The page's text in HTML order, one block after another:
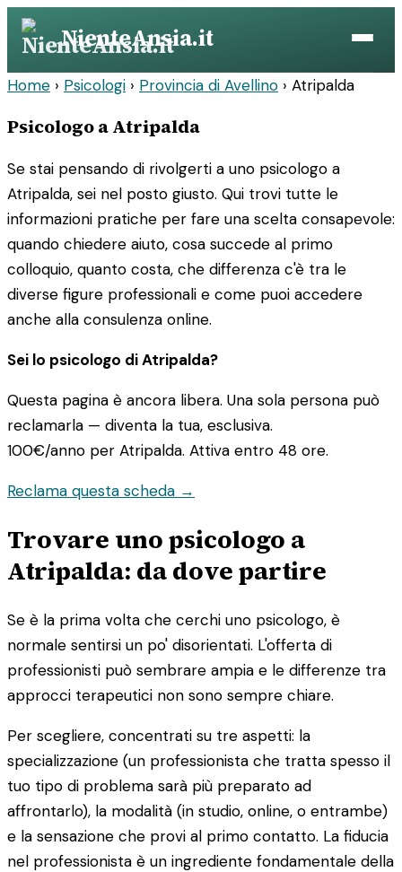
Vai
contenuto
NienteAnsia.it
Home › Psicologi › Provincia di Avellino › Atripalda
Psicologo a Atripalda
Se stai pensando di rivolgerti a uno psicologo a
Atripalda, sei nel posto giusto. Qui trovi tutte le
informazioni pratiche per fare una scelta consapevole:
quando chiedere aiuto, cosa succede al primo
colloquio, quanto costa, che differenza c'è tra le
diverse figure professionali e come puoi accedere
anche alla consulenza online.
Sei lo psicologo di Atripalda?
Questa pagina è ancora libera. Una sola persona può
reclamarla — diventa la tua, esclusiva.
100€/anno per Atripalda. Attiva entro 48 ore.
Reclama questa scheda →
Trovare uno psicologo a
Atripalda: da dove partire
Se è la prima volta che cerchi uno psicologo, è
normale sentirsi un po' disorientati. L'offerta di
professionisti può sembrare ampia e le differenze tra
approcci terapeutici non sono sempre chiare.
Per scegliere, concentrati su tre aspetti: la
specializzazione (un professionista che tratta spesso il
tuo tipo di problema sarà più preparato ad
affrontarlo), la modalità (in studio, online, o entrambe)
e la sensazione che provi al primo contatto. La fiducia
nel professionista è un ingrediente fondamentale della